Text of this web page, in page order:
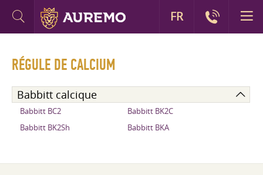
RÉGULE DE CALCIUM
Babbitt calcique
Babbitt BC2
Babbitt BK2C
Babbitt BK2Sh
Babbitt BKA
FR